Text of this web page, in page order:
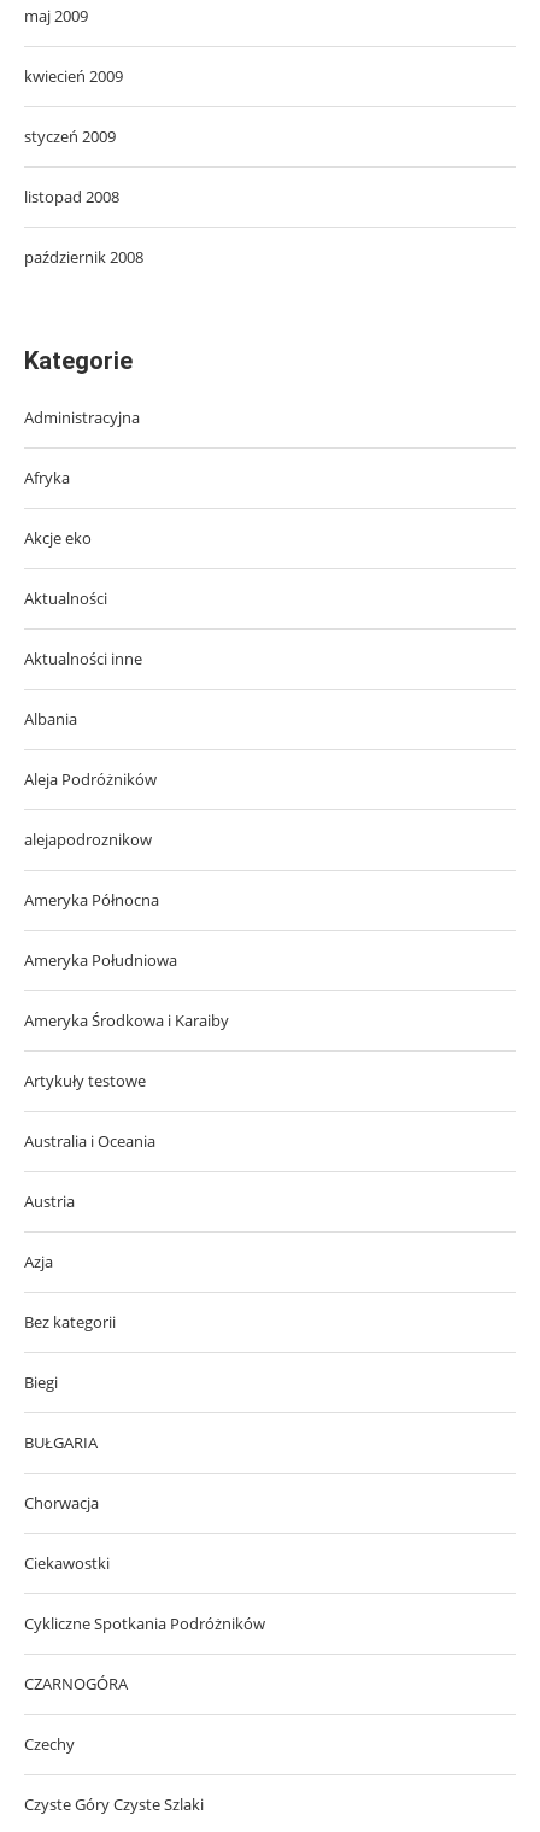
maj 2009
kwiecień 2009
styczeń 2009
listopad 2008
październik 2008
Kategorie
Administracyjna
Afryka
Akcje eko
Aktualności
Aktualności inne
Albania
Aleja Podróżników
alejapodroznikow
Ameryka Północna
Ameryka Południowa
Ameryka Środkowa i Karaiby
Artykuły testowe
Australia i Oceania
Austria
Azja
Bez kategorii
Biegi
BUŁGARIA
Chorwacja
Ciekawostki
Cykliczne Spotkania Podróżników
CZARNOGÓRA
Czechy
Czyste Góry Czyste Szlaki